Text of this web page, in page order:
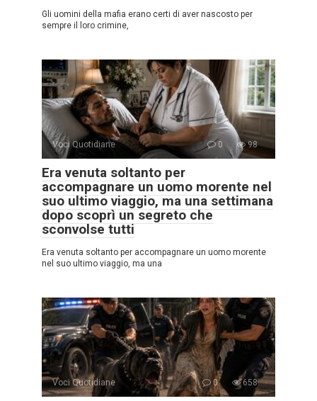
Gli uomini della mafia erano certi di aver nascosto per
sempre il loro crimine,
Voci Quotidiane 0 98
Era venuta soltanto per
accompagnare un uomo morente nel
suo ultimo viaggio, ma una settimana
dopo scoprì un segreto che
sconvolse tutti
Era venuta soltanto per accompagnare un uomo morente
nel suo ultimo viaggio, ma una
Voci Quotidiane 0 658